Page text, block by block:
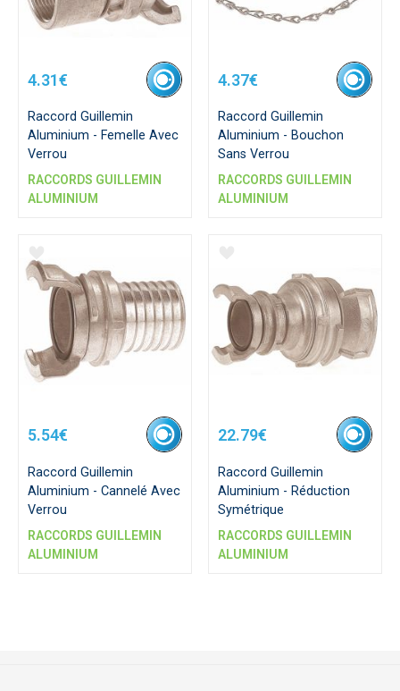
4.31€
Raccord Guillemin
Aluminium - Femelle Avec
Verrou
RACCORDS GUILLEMIN
ALUMINIUM
4.37€
Raccord Guillemin
Aluminium - Bouchon
Sans Verrou
RACCORDS GUILLEMIN
ALUMINIUM
5.54€
Raccord Guillemin
Aluminium - Cannelé Avec
Verrou
RACCORDS GUILLEMIN
ALUMINIUM
22.79€
Raccord Guillemin
Aluminium - Réduction
Symétrique
RACCORDS GUILLEMIN
ALUMINIUM